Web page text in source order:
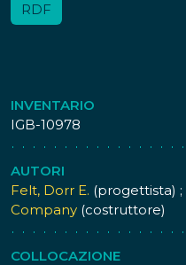
RDF
INVENTARIO
IGB-10978
AUTORI
Felt, Dorr E. (progettista) ;
Company (costruttore)
COLLOCAZIONE